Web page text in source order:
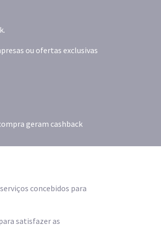
ou ofertas exclusivas
geram cashback
concebidos para
satisfazer as